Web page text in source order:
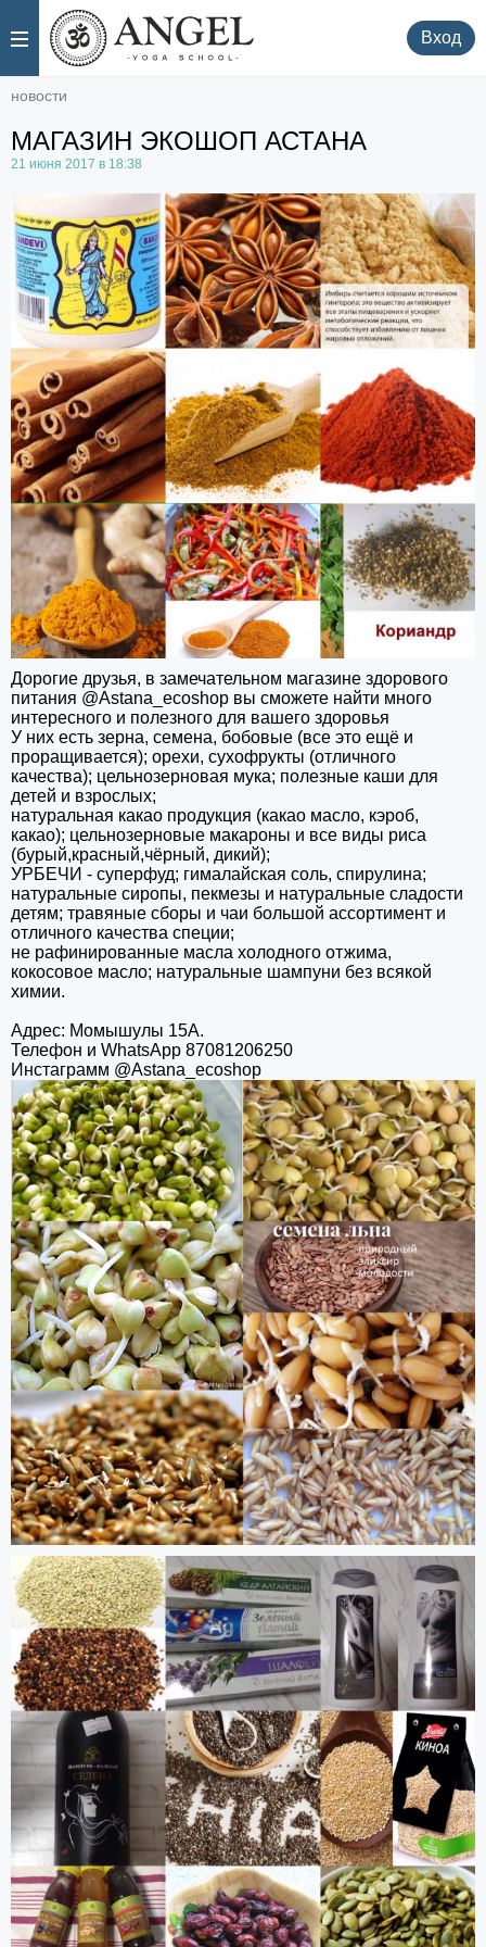
. Вход
новости
МАГАЗИН ЭКОШОП АСТАНА
21 июня 2017 в 18:38
Дорогие друзья, в замечательном магазине здорового
питания @Astana_ecoshop вы сможете найти много
интересного и полезного для вашего здоровья
У них есть зерна, семена, бобовые (все это ещё и
проращивается); орехи, сухофрукты (отличного
качества); цельнозерновая мука; полезные каши для
детей и взрослых;
натуральная какао продукция (какао масло, кэроб,
какао); цельнозерновые макароны и все виды риса
(бурый,красный,чёрный, дикий);
УРБЕЧИ - суперфуд; гималайская соль, спирулина;
натуральные сиропы, пекмезы и натуральные сладости
детям; травяные сборы и чаи большой ассортимент и
отличного качества специи;
не рафинированные масла холодного отжима,
кокосовое масло; натуральные шампуни без всякой
химии.
Адрес: Момышулы 15А.
Телефон и WhatsApp 87081206250
Инстаграмм @Astana_ecoshop